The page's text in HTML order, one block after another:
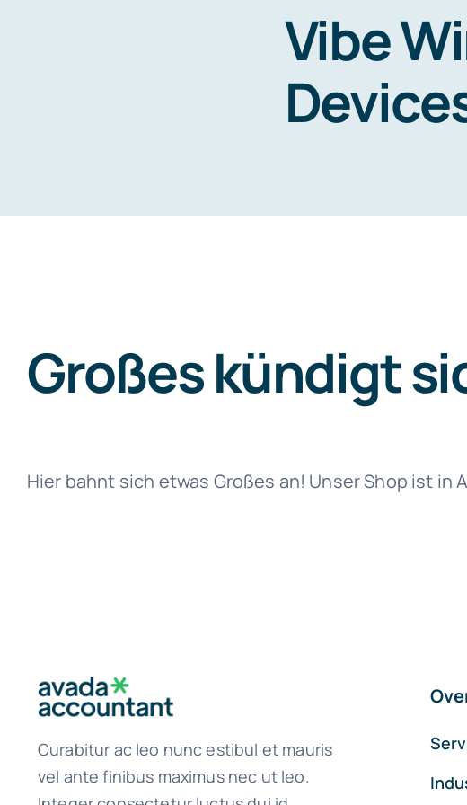
Vibe
Großes kündigt
Hier bahnt sich etwas Großes an! Unser Shop ist
Curabitur ac leo nunc estibul et mauris
vel ante finibus maximus nec ut leo.